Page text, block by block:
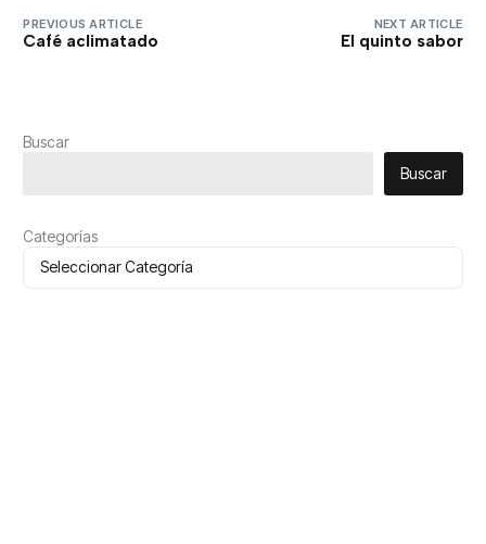
PREVIOUS ARTICLE
Café aclimatado
NEXT ARTICLE
El quinto sabor
Buscar
Buscar
Categorías